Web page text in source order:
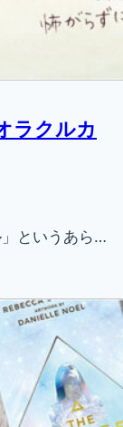
ラクルカ
というあら…